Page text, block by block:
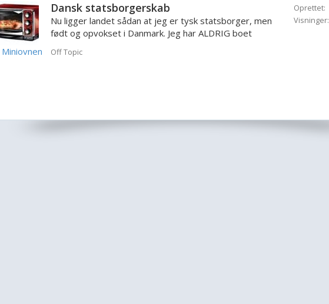
Dansk statsborgerskab
Nu ligger landet sådan at jeg er tysk statsborger, men
født og opvokset i Danmark. Jeg har ALDRIG boet
Off Topic
Oprettet:
Visninger: